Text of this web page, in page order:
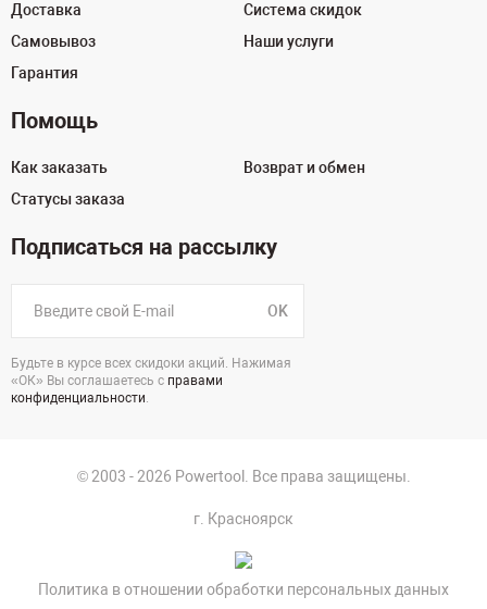
Доставка
Самовывоз
Гарантия
Система скидок
Наши услуги
Помощь
Как заказать
Статусы заказа
Возврат и обмен
Подписаться на рассылку
OK
Будьте в курсе всех скидоки акций. Нажимая
«ОК» Вы соглашаетесь с правами
конфиденциальности.
© 2003 - 2026 Powertool. Все права защищены.
г. Красноярск
Политика в отношении обработки персональных данных